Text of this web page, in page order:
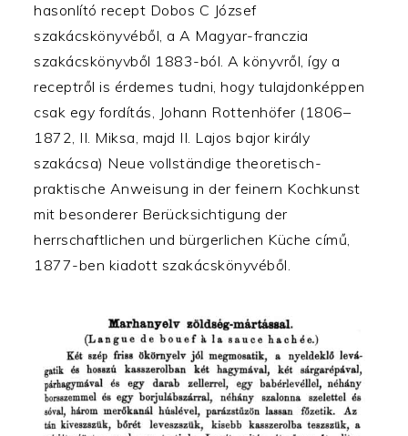
hasonlító recept Dobos C József
szakácskönyvéből, a A Magyar-franczia
szakácskönyvből 1883-ból. A könyvről, így a
receptről is érdemes tudni, hogy tulajdonképpen
csak egy fordítás, Johann Rottenhöfer (1806–
1872, II. Miksa, majd II. Lajos bajor király
szakácsa) Neue vollständige theoretisch-
praktische Anweisung in der feinern Kochkunst
mit besonderer Berücksichtigung der
herrschaftlichen und bürgerlichen Küche című,
1877-ben kiadott szakácskönyvéből.